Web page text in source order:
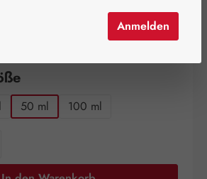
Es sind nur noch wenige Artikel
auswählen
50 ml 100 ml
Gib den gewünschten
Anmelden